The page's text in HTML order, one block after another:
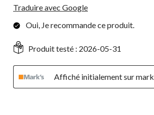
Traduire avec Google
Oui, Je recommande ce produit.
Produit testé : 2026-05-31
Affiché initialement sur